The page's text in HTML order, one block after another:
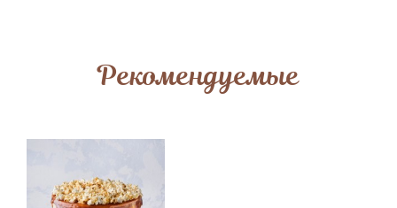
Рекомендуемые